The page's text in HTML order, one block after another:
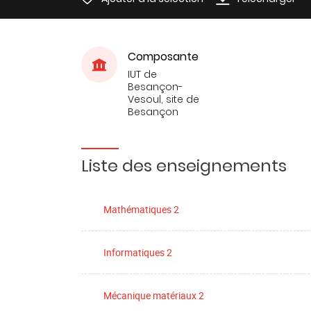
Composante
IUT de
Besançon-
Vesoul, site de
Besançon
Liste des enseignements
Mathématiques 2
Informatiques 2
Mécanique matériaux 2